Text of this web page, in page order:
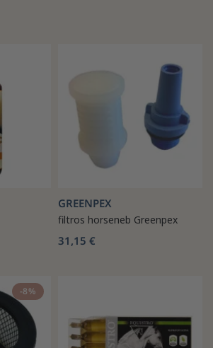
GREENPEX
filtros horseneb Greenpex
31,15 €
-8%